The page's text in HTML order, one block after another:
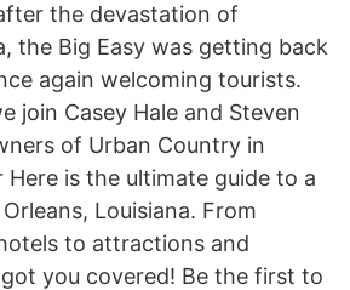
the devastation of
the Big Easy was getting back
again welcoming tourists.
join Casey Hale and Steven
of Urban Country in
Here is the ultimate guide to a
Louisiana. From
to attractions and
you covered! Be the first to